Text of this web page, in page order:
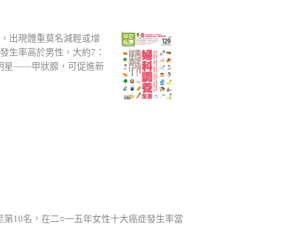
出現體重莫名減輕或增
生率高於男性，大約7：
星——甲狀腺，可促進新
10名，在二○一五年女性十大癌症發生率當